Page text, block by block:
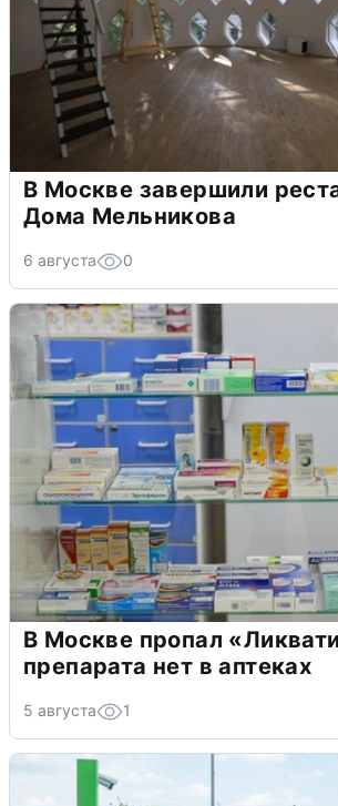
В Москве завершили
Дома Мельникова
6 августа 0
В Москве пропал
препарата нет в аптеках
5 августа 1